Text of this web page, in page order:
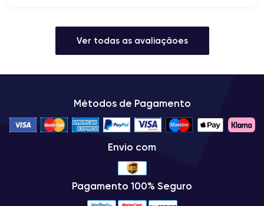
Ver todas as avaliaçãoes
Métodos de Pagamento
Envio com
Pagamento 100% Seguro